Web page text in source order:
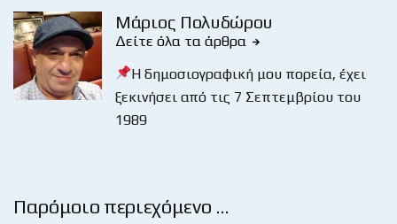
Μάριος Πολυδώρου
Δείτε όλα τα άρθρα
Η δημοσιογραφική μου πορεία, έχει
ξεκινήσει από τις 7 Σεπτεμβρίου του
1989
Παρόμοιο περιεχόμενο …